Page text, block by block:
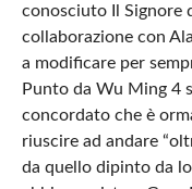
conosciuto Il Signore
collaborazione con
a modificare per
Punto da Wu Ming 4
concordato che è
riuscire ad andare
da quello dipinto da